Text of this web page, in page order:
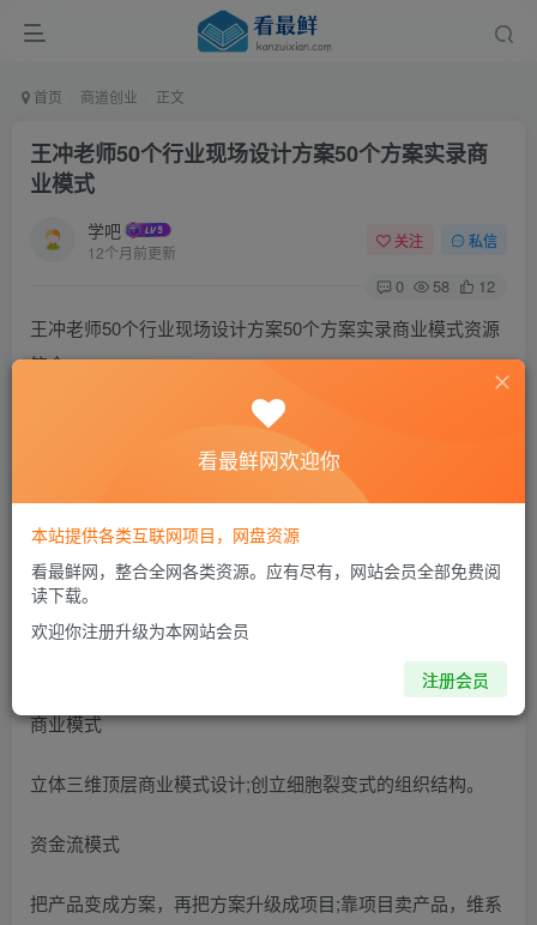
首页 商道创业 正文
王冲老师50个行业现场设计方案50个方案实录商
业模式
学吧
12个月前更新
关注 私信
0 58 12
王冲老师50个行业现场设计方案50个方案实录商业模式资源
简介：
50个行业现场设计方案 商业模式方案设计实录现场课
做好流量和生态盈利时代的布局!
流量模式
商业模式
立体三维顶层商业模式设计;创立细胞裂变式的组织结构。
资金流模式
把产品变成方案，再把方案升级成项目;靠项目卖产品，维系
看最鲜网欢迎你
本站提供各类互联网项目，网盘资源
看最鲜网，整合全网各类资源。应有尽有，网站会员全部免费阅
读下载。
欢迎你注册升级为本网站会员
注册会员